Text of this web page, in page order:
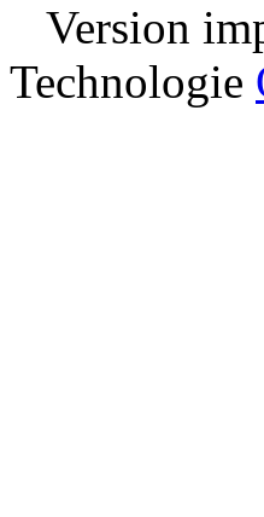
Version
Technologie